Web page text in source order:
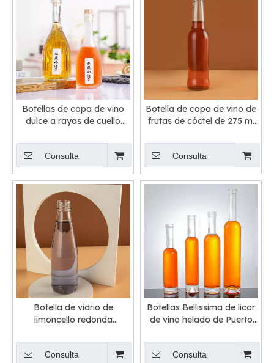
Botellas de copa de vino
dulce a rayas de cuello
Consulta
Botella de copa de vino de
frutas de cóctel de 275 ml
Consulta
Botella de vidrio de
limoncello redonda
Consulta
Botellas Bellissima de licor
de vino helado de Puerto
por mayor
Consulta